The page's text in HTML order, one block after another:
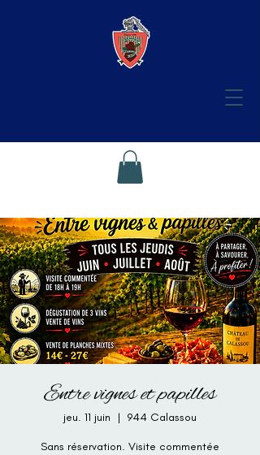
Entre vignes et papilles
jeu. 11 juin
  |
944 Calassou
Sans réservation. Visite commentée